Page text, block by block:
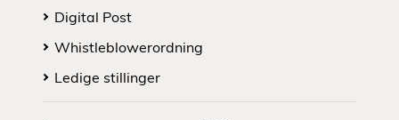
Digital Post
Whistleblowerordning
Ledige stillinger